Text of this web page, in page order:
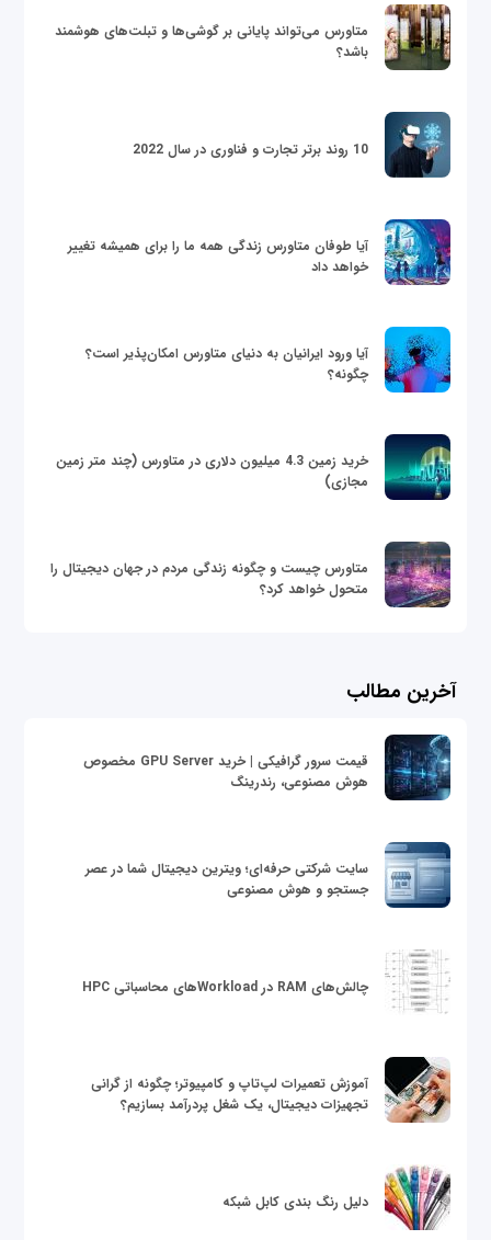
متاورس می‌تواند پایانی بر گوشی‌ها و تبلت‌های هوشمند
باشد؟
10 روند برتر تجارت و فناوری در سال 2022
آیا طوفان متاورس زندگی همه ما را برای همیشه تغییر
خواهد داد
آیا ورود ایرانیان به دنیای متاورس امکان‌پذیر است؟
چگونه؟
خرید زمین 4.3 میلیون دلاری در متاورس (چند متر زمین
مجازی)
متاورس چیست و چگونه زندگی مردم در جهان دیجیتال را
متحول خواهد کرد؟
آخرین مطالب
قیمت سرور گرافیکی | خرید GPU Server مخصوص
هوش مصنوعی، رندرینگ
سایت شرکتی حرفه‌ای؛ ویترین دیجیتال شما در عصر
جستجو و هوش مصنوعی
چالش‌های RAM در Workloadهای محاسباتی HPC
آموزش تعمیرات لپ‌تاپ و کامپیوتر؛ چگونه از گرانی
تجهیزات دیجیتال، یک شغل پردرآمد بسازیم؟
دلیل رنگ بندی کابل شبکه